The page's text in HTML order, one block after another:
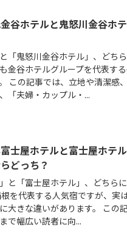
谷ホテルと鬼怒川金谷ホ
「鬼怒川金谷ホテル」、どち
金谷ホテルグループを代表す
この記事では、立地や清潔感
「夫婦・カップル・...
富士屋ホテルと富士屋ホテ
どっち？
と「富士屋ホテル」、どちら
を代表する人気宿ですが、実
大きな違いがあります。 この
で幅広い読者に向...